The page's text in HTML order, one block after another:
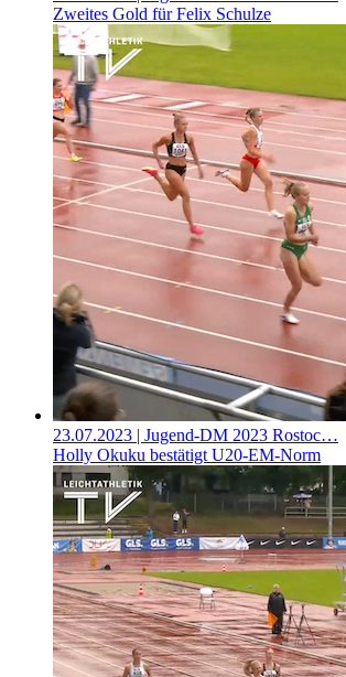
Zweites Gold für Felix Schulze
23.07.2023 | Jugend-DM 2023 Rostoc…
Holly Okuku bestätigt U20-EM-Norm